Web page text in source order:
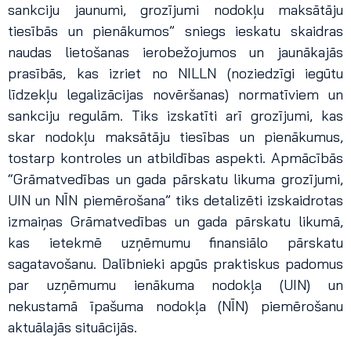
sankciju jaunumi, grozījumi nodokļu maksātāju
tiesībās un pienākumos” sniegs ieskatu skaidras
naudas lietošanas ierobežojumos un jaunākajās
prasībās, kas izriet no NILLN (noziedzīgi iegūtu
līdzekļu legalizācijas novēršanas) normatīviem un
sankciju regulām. Tiks izskatīti arī grozījumi, kas
skar nodokļu maksātāju tiesības un pienākumus,
tostarp kontroles un atbildības aspekti. Apmācībās
“Grāmatvedības un gada pārskatu likuma grozījumi,
UIN un NĪN piemērošana” tiks detalizēti izskaidrotas
izmaiņas Grāmatvedības un gada pārskatu likumā,
kas ietekmē uzņēmumu finansiālo pārskatu
sagatavošanu. Dalībnieki apgūs praktiskus padomus
par uzņēmumu ienākuma nodokļa (UIN) un
nekustamā īpašuma nodokļa (NĪN) piemērošanu
aktuālajās situācijās.